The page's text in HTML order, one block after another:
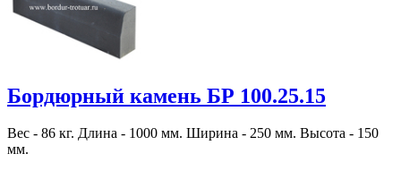
Бордюрный камень БР 100.25.15
Вес - 86 кг. Длина - 1000 мм. Ширина - 250 мм. Высота - 150
мм.